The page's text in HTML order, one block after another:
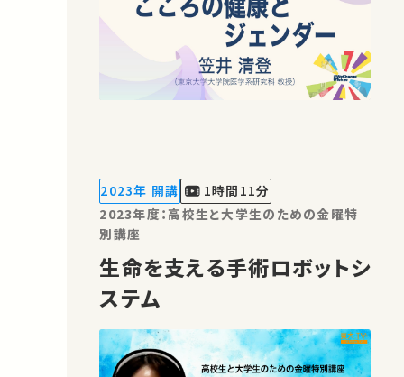
2023年 開講
1時間11分
2023年度：高校生と大学生のための金曜特
別講座
生命を支える手術ロボットシ
ステム